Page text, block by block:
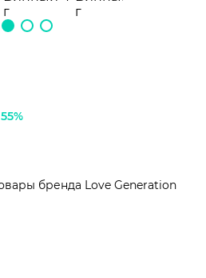
55%
бренда Love Generation